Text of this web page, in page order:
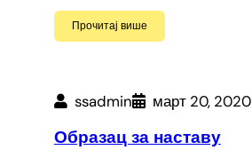
Прочитај више
ssadmin март 20, 2020
Образац за наставу